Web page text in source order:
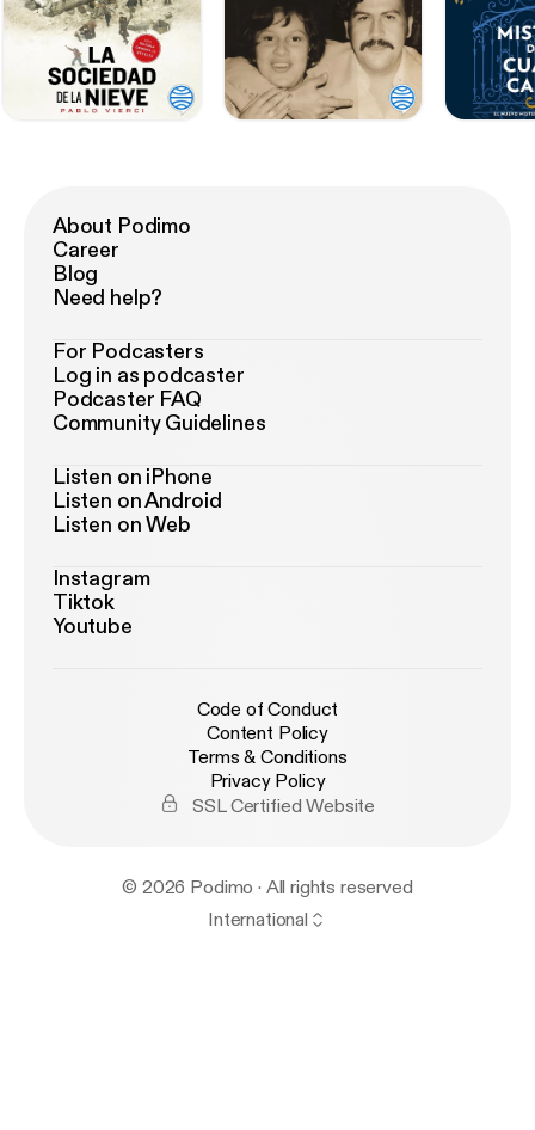
About Podimo
Career
Blog
Need help?
For Podcasters
Log in as podcaster
Podcaster FAQ
Community Guidelines
Listen on iPhone
Listen on Android
Listen on Web
Instagram
Tiktok
Youtube
Code of Conduct
Content Policy
Terms & Conditions
Privacy Policy
SSL Certified Website
© 2026 Podimo · All rights reserved
International